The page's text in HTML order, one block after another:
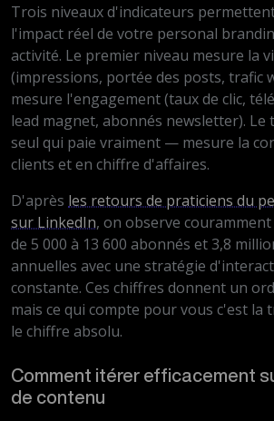
Trois niveaux d'indicateurs
l'impact réel de votre personal
activité. Le premier niveau mesure la
(impressions, portée des posts, trafic
mesure l'engagement (taux de clic,
lead magnet, abonnés newsletter).
seul qui paie vraiment — mesure la
clients et en chiffre d'affaires.
D'après les retours de praticiens du
sur LinkedIn, on observe
de 5 000 à 13 600 abonnés et 3,8
annuelles avec une stratégie
constante. Ces chiffres donnent un
mais ce qui compte pour vous c'est
le chiffre absolu.
Comment itérer efficacement
de contenu